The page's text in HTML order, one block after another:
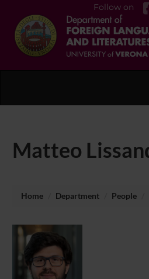
Follow on
Matteo
Home Department People